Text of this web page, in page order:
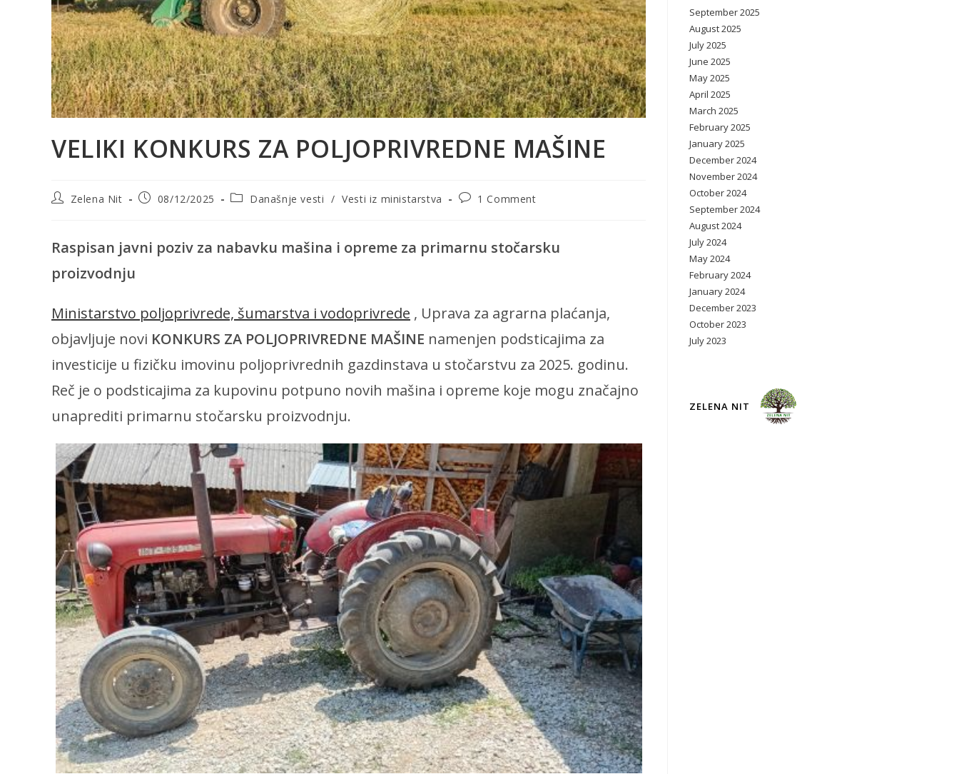
VELIKI KONKURS ZA POLJOPRIVREDNE MAŠINE
PostZelena Nit
Post08/12/2025
PostDanašnje vesti / Vesti iz ministarstva
Post1 Comment
Raspisan javni poziv za nabavku mašina i opreme za primarnu stočarsku
proizvodnju
Ministarstvo poljoprivrede, šumarstva i vodoprivrede , Uprava za agrarna plaćanja,
objavljuje novi KONKURS ZA POLJOPRIVREDNE MAŠINE namenjen podsticajima za
investicije u fizičku imovinu poljoprivrednih gazdinstava u stočarstvu za 2025. godinu.
Reč je o podsticajima za kupovinu potpuno novih mašina i opreme koje mogu značajno
unaprediti primarnu stočarsku proizvodnju.
September 2025
August 2025
July 2025
June 2025
May 2025
April 2025
March 2025
February 2025
January 2025
December 2024
November 2024
October 2024
September 2024
August 2024
July 2024
May 2024
February 2024
January 2024
December 2023
October 2023
July 2023
ZELENA NIT